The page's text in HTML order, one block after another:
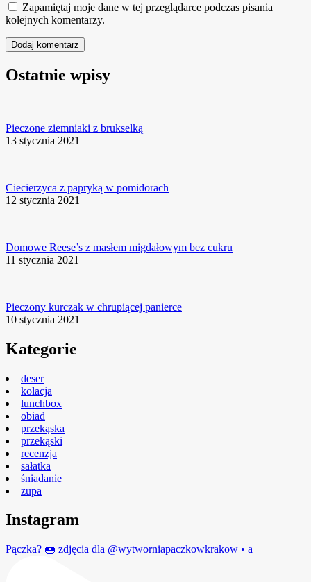
Zapamiętaj moje dane w tej przeglądarce podczas pisania
kolejnych komentarzy.
Ostatnie wpisy
Pieczone ziemniaki z brukselką
13 stycznia 2021
Ciecierzyca z papryką w pomidorach
12 stycznia 2021
Domowe Reese’s z masłem migdałowym bez cukru
11 stycznia 2021
Pieczony kurczak w chrupiącej panierce
10 stycznia 2021
Kategorie
deser
kolacja
lunchbox
obiad
przekąska
przekąski
recenzja
sałatka
śniadanie
zupa
Instagram
Pączka? 🍩 zdjęcia dla @wytworniapaczkowkrakow • a